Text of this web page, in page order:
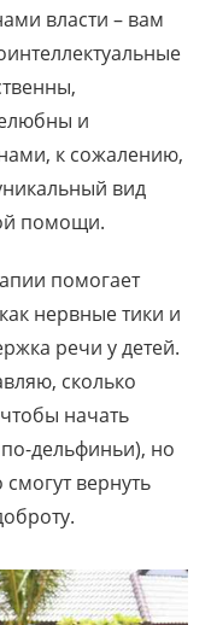
власти – вам
и
к сожалению,
вид
помощи.
помогает
нервные тики и
речи у детей.
сколько
начать
дельфиньи), но
вернуть